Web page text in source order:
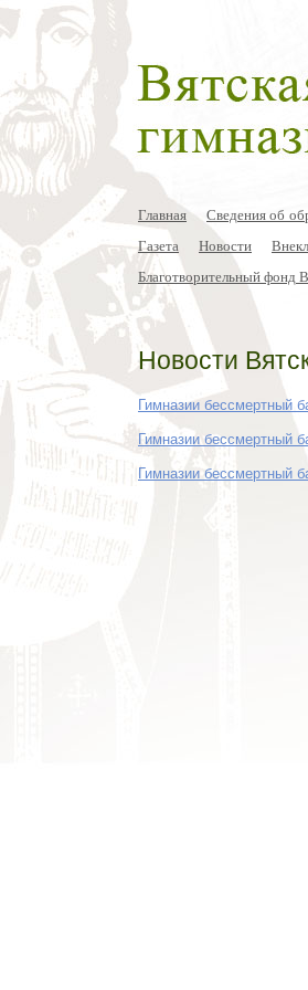
Главная Сведения об
Газета
Новости
Благотворительный фонд
Новости
Гимназии бессмертный
Гимназии бессмертный
Гимназии бессмертный